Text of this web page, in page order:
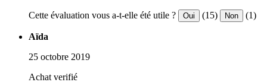
Cette évaluation vous a-t-elle été utile ? Oui (15) Non (1)
Aïda
25 octobre 2019
Achat verifié